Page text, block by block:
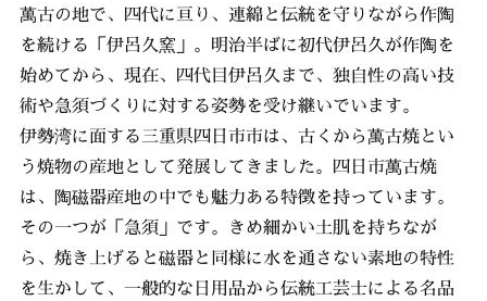
萬古の地で、四代に亘り、連綿と伝統を守りながら作陶
を続ける「伊呂久窯」。明治半ばに初代伊呂久が作陶を
始めてから、現在、四代目伊呂久まで、独自性の高い技
術や急須づくりに対する姿勢を受け継いでいます。
伊勢湾に面する三重県四日市市は、古くから萬古焼とい
う焼物の産地として発展してきました。四日市萬古焼
は、陶磁器産地の中でも魅力ある特徴を持っています。
その一つが「急須」です。きめ細かい土肌を持ちなが
ら、焼き上げると磁器と同様に水を通さない素地の特性
を生かして、一般的な日用品から伝統工芸士による名品